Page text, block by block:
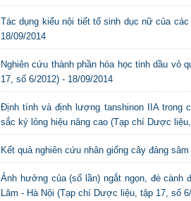
Tác dụng kiểu nội tiết tố sinh dục nữ của
18/09/2014
Nghiên cứu thành phần hóa học tinh dầu vỏ
17, số 6/2012) - 18/09/2014
Định tính và định lượng tanshinon IIA trong
sắc ký lỏng hiệu năng cao (Tạp chí Dược
Kết quả nghiên cứu nhân giống cây đảng
Ảnh hưởng của (số lần) ngắt ngọn, đè cành
Lâm - Hà Nội (Tạp chí Dược liệu, tập 17, số